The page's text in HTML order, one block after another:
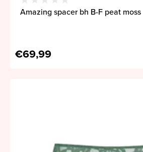
Amazing spacer bh B-F peat moss
€69,99